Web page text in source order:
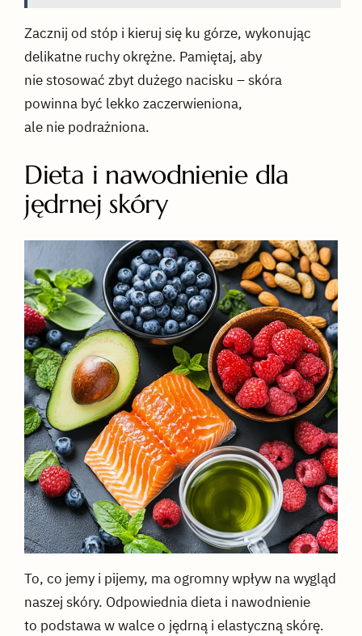
Zacznij od stóp i kieruj się ku górze, wykonując
delikatne ruchy okrężne. Pamiętaj, aby
nie stosować zbyt dużego nacisku – skóra
powinna być lekko zaczerwieniona,
ale nie podrażniona.
Dieta i nawodnienie dla
jędrnej skóry
To, co jemy i pijemy, ma ogromny wpływ na wygląd
naszej skóry. Odpowiednia dieta i nawodnienie
to podstawa w walce o jędrną i elastyczną skórę.